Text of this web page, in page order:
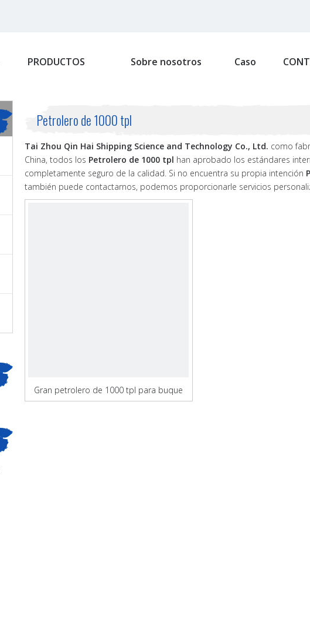
PRODUCTOS Sobre nosotros Caso
Petrolero de 1000 tpl
Tai Zhou Qin Hai Shipping Science and Technology Co., Ltd. como
China, todos los Petrolero de 1000 tpl han aprobado los estándares
completamente seguro de la calidad. Si no encuentra su propia intención
también puede contactarnos, podemos proporcionarle servicios
Gran petrolero de 1000 tpl para buque
de carga